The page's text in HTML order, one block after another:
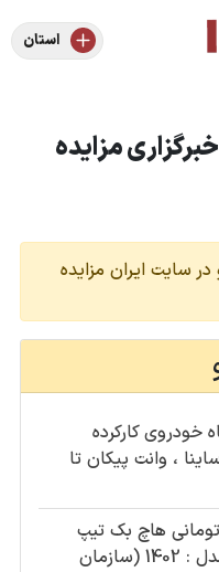
استان
مزایده
سایت ایران مزایده
5 دستگاه خودروی کارکرده
، وانت پیکان تا
حراجی 800/000/000 تومانی ھاچ بک تیپ
QUIKGX به رنگ سفید مدل : 1402 (سازمان